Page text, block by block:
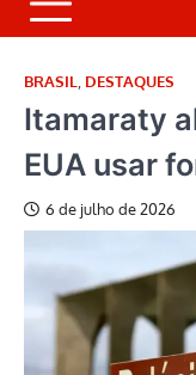
BRASIL DESTAQUES
Itamaraty
EUA usar
6 de julho de 2026